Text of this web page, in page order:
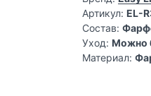
Артикул: EL-
Состав:
Уход: Можно
Материал: